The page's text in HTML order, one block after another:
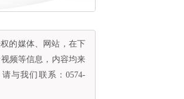
的媒体、网站，在下
频等信息，内容均来
与我们联系：0574-